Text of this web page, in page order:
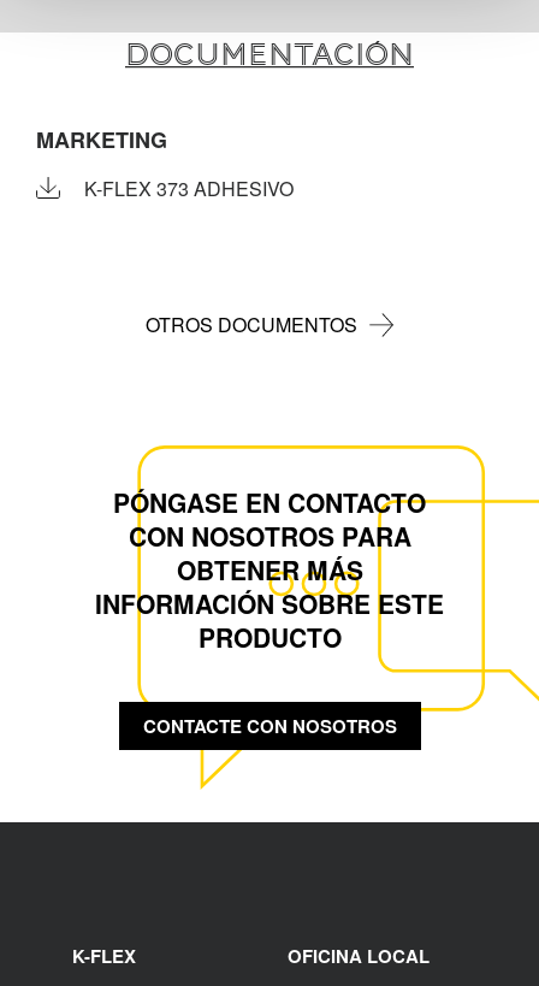
DOCUMENTACIÓN
MARKETING
K-FLEX 373 ADHESIVO
OTROS DOCUMENTOS
PÓNGASE EN CONTACTO
CON NOSOTROS PARA
OBTENER MÁS
INFORMACIÓN SOBRE ESTE
PRODUCTO
CONTACTE CON NOSOTROS
K-FLEX
OFICINA LOCAL